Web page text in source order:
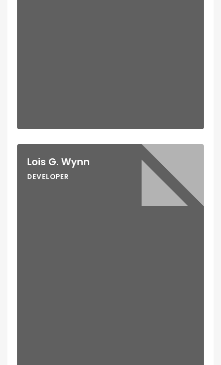
Lois G. Wynn
DEVELOPER